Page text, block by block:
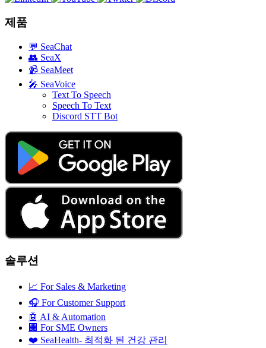
제품
💬 SeaChat
👥 SeaX
📹 SeaMeet
🎤 SeaVoice
Text To Speech
Speech To Text
Discord STT Bot
솔루션
📈 For Sales & Marketing
🎧 For Customer Support
🤖 AI & Automation
🏢 For SME Owners
❤️ SeaHealth- 최적화 된 건강 관리